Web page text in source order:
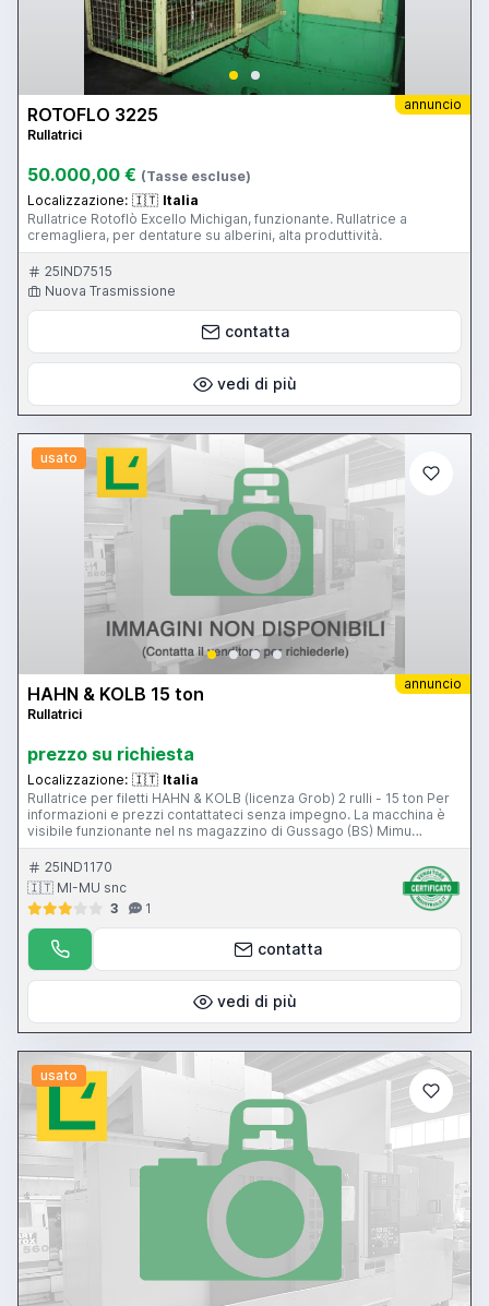
annuncio
ROTOFLO 3225
Rullatrici
50.000,00 € (Tasse escluse)
Localizzazione: 🇮🇹 Italia
Rullatrice Rotoflò Excello Michigan, funzionante. Rullatrice a
cremagliera, per dentature su alberini, alta produttività.
25IND7515
Nuova Trasmissione
contatta
vedi di più
usato
annuncio
HAHN & KOLB 15 ton
Rullatrici
prezzo su richiesta
Localizzazione: 🇮🇹 Italia
Rullatrice per filetti HAHN & KOLB (licenza Grob) 2 rulli - 15 ton Per
informazioni e prezzi contattateci senza impegno. La macchina è
visibile funzionante nel ns magazzino di Gussago (BS) Mimu
Macchine Utensili Thread rolling machine Gewindewalzmaschine
Rouleuse
25IND1170
🇮🇹 MI-MU snc
3
1
contatta
vedi di più
usato